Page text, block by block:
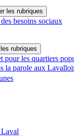
besoins sociaux
pour les quartiers
la parole aux